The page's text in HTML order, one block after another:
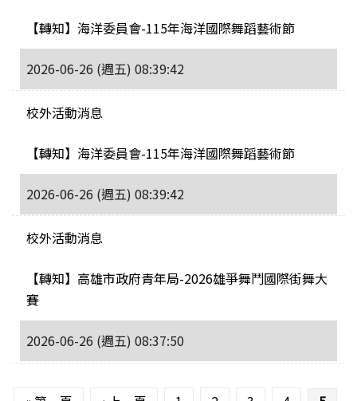
【轉知】海洋委員會-115年海洋國際舞蹈藝術節
2026-06-26 (週五) 08:39:42
校外活動消息
【轉知】海洋委員會-115年海洋國際舞蹈藝術節
2026-06-26 (週五) 08:39:42
校外活動消息
【轉知】高雄市政府青年局-2026雄爭舞鬥國際街舞大
賽
2026-06-26 (週五) 08:37:50